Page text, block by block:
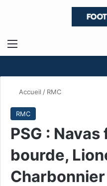
Menu
Accueil / RMC
RMC
PSG :
bourde,